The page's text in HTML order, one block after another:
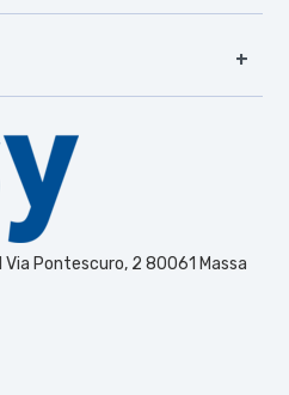
Via Pontescuro, 2 80061 Massa